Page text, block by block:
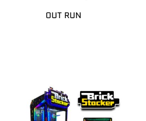
OUT RUN